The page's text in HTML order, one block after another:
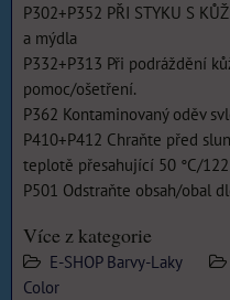
P302+P352 PŘI STYKU S
a mýdla
P332+P313 Při podráždění
pomoc/ošetření.
P362 Kontaminovaný oděv
P410+P412 Chraňte před
teplotě přesahující 50 °C/122
P501 Odstraňte obsah/obal
Více z kategorie
E-SHOP Barvy-Laky
Color